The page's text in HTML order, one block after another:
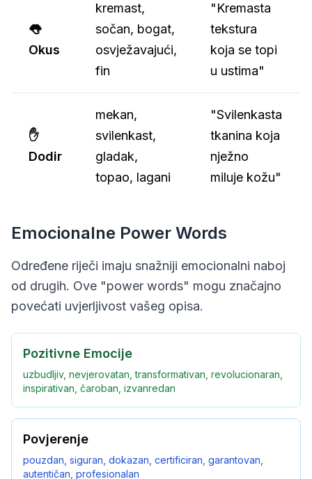
👅
Okus
kremast,
sočan, bogat,
osvježavajući,
fin
"Kremasta
tekstura
koja se topi
u ustima"
✋
Dodir
mekan,
svilenkast,
gladak,
topao, lagani
"Svilenkasta
tkanina koja
nježno
miluje kožu"
Emocionalne Power Words
Određene riječi imaju snažniji emocionalni naboj
od drugih. Ove "power words" mogu značajno
povećati uvjerljivost vašeg opisa.
Pozitivne Emocije
uzbudljiv, nevjerovatan, transformativan, revolucionaran,
inspirativan, čaroban, izvanredan
Povjerenje
pouzdan, siguran, dokazan, certificiran, garantovan,
autentičan, profesionalan